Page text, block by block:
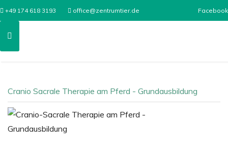
+49 174 618 3193 office@zentrumtier.de Facebook
Cranio Sacrale Therapie am Pferd - Grundausbildung